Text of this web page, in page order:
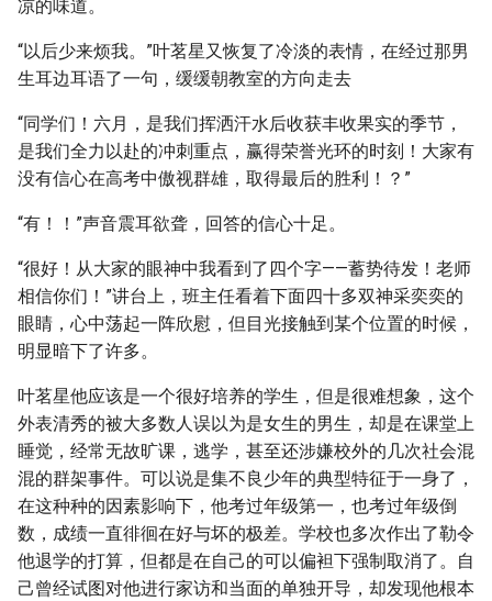
凉的味道。
“以后少来烦我。”叶茗星又恢复了冷淡的表情，在经过那男
生耳边耳语了一句，缓缓朝教室的方向走去
“同学们！六月，是我们挥洒汗水后收获丰收果实的季节，
是我们全力以赴的冲刺重点，赢得荣誉光环的时刻！大家有
没有信心在高考中傲视群雄，取得最后的胜利！？”
“有！！”声音震耳欲聋，回答的信心十足。
“很好！从大家的眼神中我看到了四个字——蓄势待发！老师
相信你们！”讲台上，班主任看着下面四十多双神采奕奕的
眼睛，心中荡起一阵欣慰，但目光接触到某个位置的时候，
明显暗下了许多。
叶茗星他应该是一个很好培养的学生，但是很难想象，这个
外表清秀的被大多数人误以为是女生的男生，却是在课堂上
睡觉，经常无故旷课，逃学，甚至还涉嫌校外的几次社会混
混的群架事件。可以说是集不良少年的典型特征于一身了，
在这种种的因素影响下，他考过年级第一，也考过年级倒
数，成绩一直徘徊在好与坏的极差。学校也多次作出了勒令
他退学的打算，但都是在自己的可以偏袒下强制取消了。自
己曾经试图对他进行家访和当面的单独开导，却发现他根本